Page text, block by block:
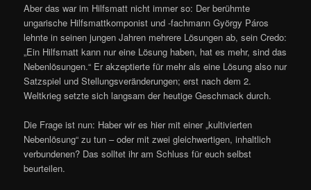
Aber das war im Hilfsmatt nicht immer so: Der berühmte
ungarische Hilfsmattkomponist und -fachmann György Páros
lehnte in seinen jungen Jahren mehrere Lösungen ab, sein Credo:
„Ein Hilfsmatt kann nur eine Lösung haben, hat es mehr, sind das
Nebenlösungen.“ Er akzeptierte für mehr als eine Lösung also nur
Satzspiel und Stellungsveränderungen; erst nach dem 2.
Weltkrieg setzte sich langsam der heutige Geschmack durch.
Die Frage ist nun: Haber wir es hier mit einer „kultivierten
Nebenlösung“ zu tun – oder mit zwei gleichwertigen, inhaltlich
verbundenen? Das solltet ihr am Schluss für euch selbst
beurteilen.